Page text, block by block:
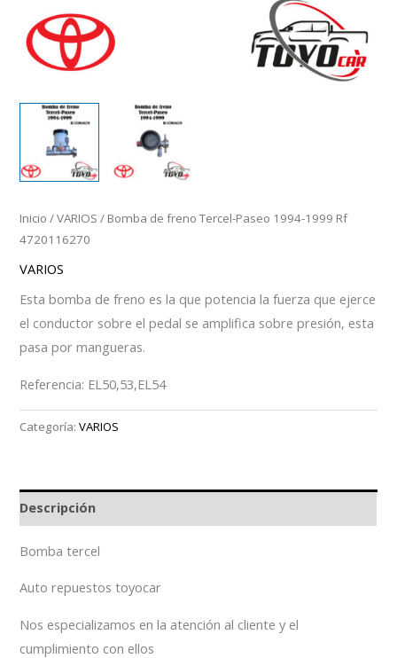
Inicio /VARIOS / Bomba de freno Tercel-Paseo 1994-1999 Rf
4720116270
VARIOS
Esta bomba de freno es la que potencia la fuerza que ejerce
el conductor sobre el pedal se amplifica sobre presión, esta
pasa por mangueras.
Referencia: EL50,53,EL54
Categoría:VARIOS
Descripción
Bomba tercel
Auto repuestos toyocar
Nos especializamos en la atención al cliente y el
cumplimiento con ellos